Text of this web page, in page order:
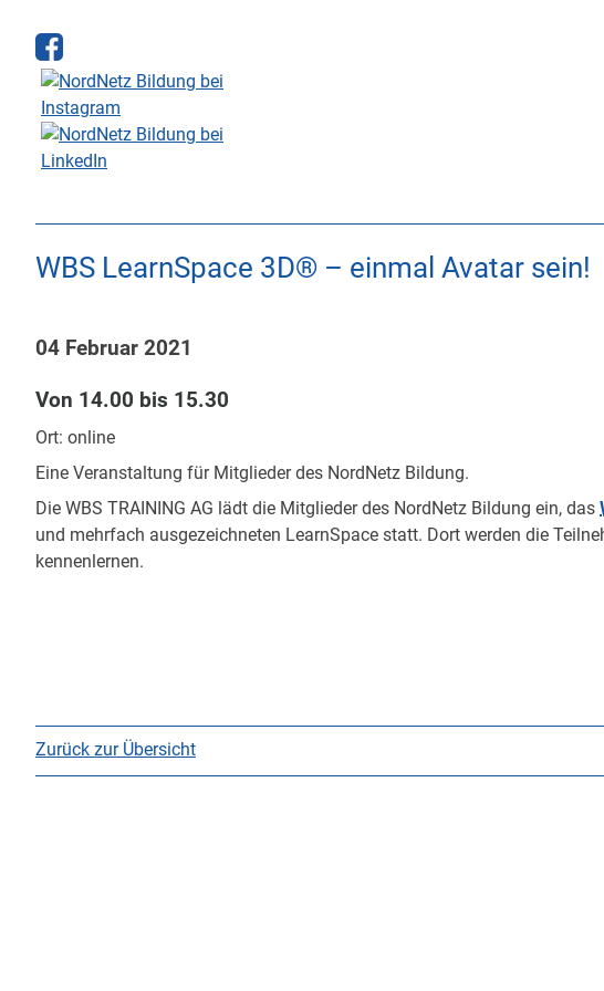
content
WBS LearnSpace 3D® – einmal Avatar sein!
04 Februar 2021
Von 14.00 bis 15.30
Ort: online
Eine Veranstaltung für Mitglieder des NordNetz Bildung.
Die WBS TRAINING AG lädt die Mitglieder des NordNetz Bildung ein, das
und mehrfach ausgezeichneten LearnSpace statt. Dort werden die
kennenlernen.
Zurück zur Übersicht